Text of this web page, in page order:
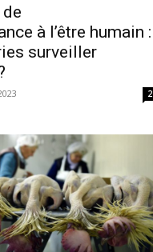
à l’être humain :
surveiller
2